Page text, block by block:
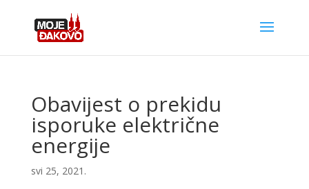
Obavijest o prekidu
isporuke električne
energije
svi 25, 2021.